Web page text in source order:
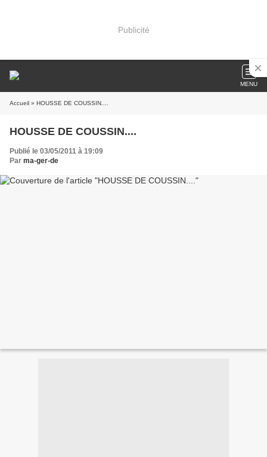
Publicité
MENU
Accueil » HOUSSE DE COUSSIN....
HOUSSE DE COUSSIN....
Publié le 03/05/2011 à 19:09
Par ma-ger-de